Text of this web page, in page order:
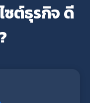
ซต์ธุรกิจ ดี